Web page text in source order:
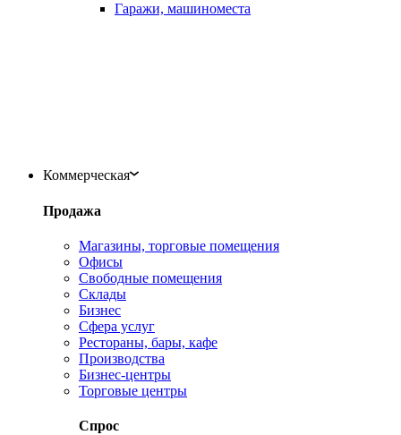
Гаражи, машиноместа
Коммерческая
Продажа
Магазины, торговые помещения
Офисы
Свободные помещения
Склады
Бизнес
Сфера услуг
Рестораны, бары, кафе
Производства
Бизнес-центры
Торговые центры
Спрос